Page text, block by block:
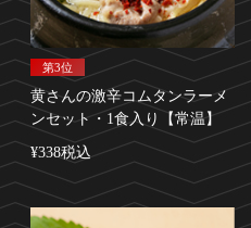
第3位
黄さんの激辛コムタンラーメ
ンセット・1食入り【常温】
¥338税込